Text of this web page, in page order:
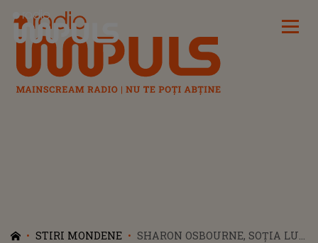
Radio Impuls
STIRI MONDENE
SHARON OSBOURNE, SOȚIA LUI